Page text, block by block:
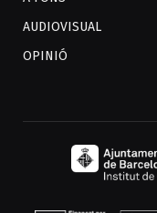
AUDIOVISUAL
OPINIÓ